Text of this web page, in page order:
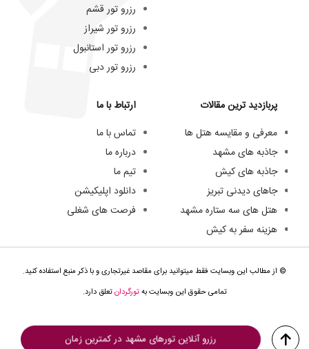
رزرو آنلاین تورهای مشهد در کمترین زمان
رزرو تور قشم
رزرو تور شیراز
رزرو تور استانبول
رزرو تور دبی
پربازدید ترین مقالات
معرفی و مقایسه هتل ها
جاذبه های مشهد
جاذبه های کیش
جاهای دیدنی تبریز
هتل های سه ستاره مشهد
هزینه سفر به کیش
ارتباط با ما
تماس با ما
درباره ما
تیم ما
دانلود اپلیکیشن
فرصت های شغلی
© از مطالب این وبسایت فقط میتوانید برای مقاصد غیرتجاری و با ذکر منبع استفاده کنید.
تمامی حقوق این وبسایت بهتورگردانتعلق دارد.